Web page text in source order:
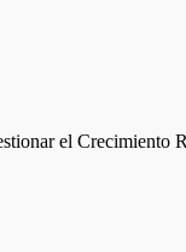
el Crecimiento